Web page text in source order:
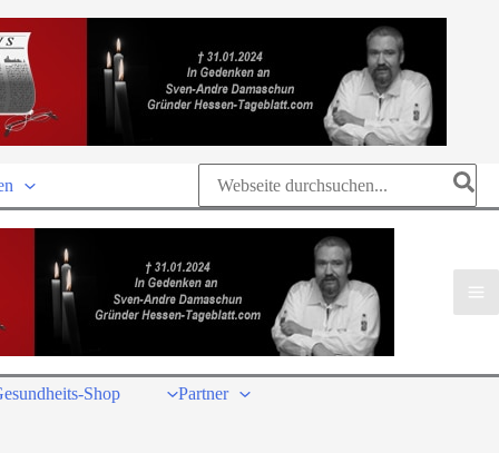
Search
for:
Shop Partner